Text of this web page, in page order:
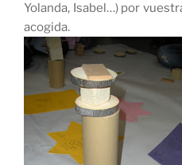
Yolanda, Isabel…) por
acogida.